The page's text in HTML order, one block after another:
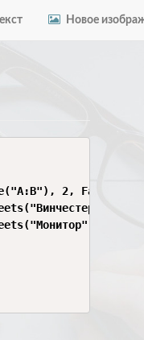
Новое
2, False)